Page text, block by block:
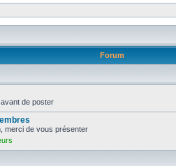
Forum
de poster
merci de vous présenter